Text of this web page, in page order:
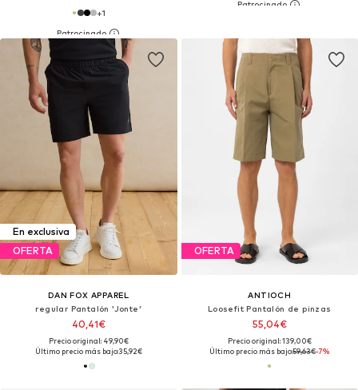
+1
En exclusiva
OFERTA
DAN FOX APPAREL
regular Pantalón 'Jonte'
40,41€
Precio original: 49,90€
Último precio más bajo:35,92€
OFERTA
ANTIOCH
Loosefit Pantalón de pinzas
55,04€
Precio original: 139,00€
Último precio más bajo:59,63€-7%